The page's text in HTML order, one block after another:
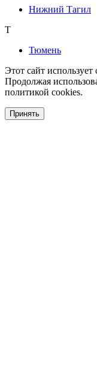
Нижний Тагил
Т
Тюмень
Этот сайт
Продолжая
политикой cookies.
Принять